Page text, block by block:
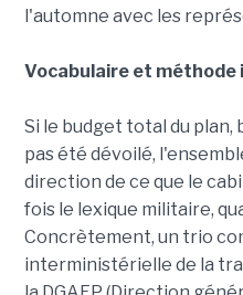
l'automne avec les
Vocabulaire et méthode
Si le budget total du plan,
pas été dévoilé,
direction de ce que le
fois le lexique militaire,
Concrètement, un trio
interministérielle de la